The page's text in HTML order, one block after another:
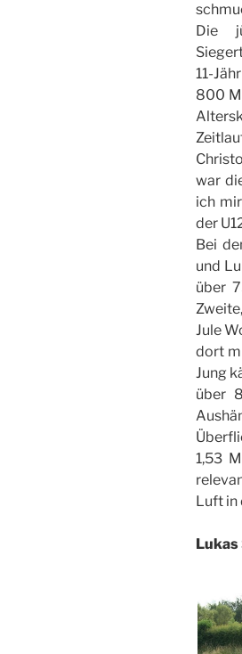
Die
11-
800
war
ich
der
Bei
und
über
Jule
dort
Jung
über
1,53
Luft in